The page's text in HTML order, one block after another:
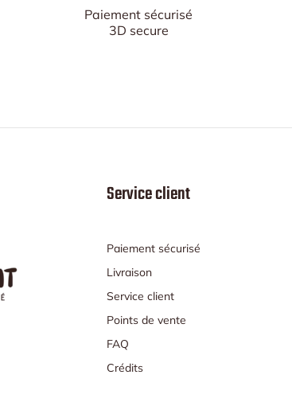
Paiement sécurisé
3D secure
Service client
Paiement sécurisé
Livraison
Service client
Points de vente
FAQ
Crédits